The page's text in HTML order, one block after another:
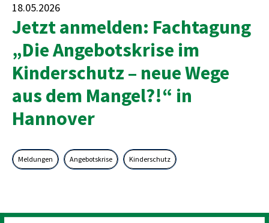
18.05.2026
Jetzt anmelden: Fachtagung
„Die Angebotskrise im
Kinderschutz – neue Wege
aus dem Mangel?!“ in
Hannover
Meldungen Angebotskrise Kinderschutz